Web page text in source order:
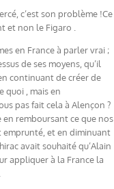
c’est son problème !Ce
et non le Figaro .
en France à parler vrai ;
de ses moyens, qu’il
continuant de créer de
quoi , mais en
pas fait cela à Alençon ?
en remboursant ce que nos
emprunté, et en diminuant
avait souhaité qu’Alain
appliquer à la France la